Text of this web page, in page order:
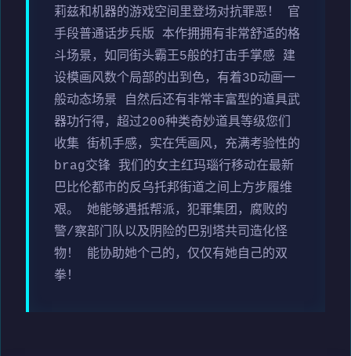
莉兹和机器的游戏空间里登场对抗罪恶！ 官
手段普通话步兵版 本作拥拥有非常舒适的格
斗场景，如同街头霸王5般的打击手掌感 建
设模画风数个局部的出到色，有着3D动画一
般动态场景 自然后还有非常丰富型的道具武
器功行得，超过200种类奇妙道具等级您们
收集 街机手感，实在凭画风，充满考验性的
brag交锋 我们的女主红玛瑙行移动在最新
巴比伦都市的反乌托邦街道之间上方步履维
艰。 她能够遇抵帮派，犯罪集团，腐败的
警/察部门队以及阴险的巴别塔共司造化怪
物！ 能协助她个己的，仅仅有她自己的双
拳！